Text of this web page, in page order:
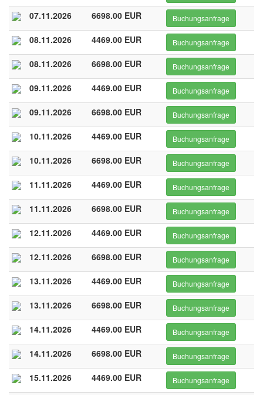
07.11.2026 6698.00 EUR Buchungsanfrage
08.11.2026 4469.00 EUR Buchungsanfrage
08.11.2026 6698.00 EUR Buchungsanfrage
09.11.2026 4469.00 EUR Buchungsanfrage
09.11.2026 6698.00 EUR Buchungsanfrage
10.11.2026 4469.00 EUR Buchungsanfrage
10.11.2026 6698.00 EUR Buchungsanfrage
11.11.2026 4469.00 EUR Buchungsanfrage
11.11.2026 6698.00 EUR Buchungsanfrage
12.11.2026 4469.00 EUR Buchungsanfrage
12.11.2026 6698.00 EUR Buchungsanfrage
13.11.2026 4469.00 EUR Buchungsanfrage
13.11.2026 6698.00 EUR Buchungsanfrage
14.11.2026 4469.00 EUR Buchungsanfrage
14.11.2026 6698.00 EUR Buchungsanfrage
15.11.2026 4469.00 EUR Buchungsanfrage